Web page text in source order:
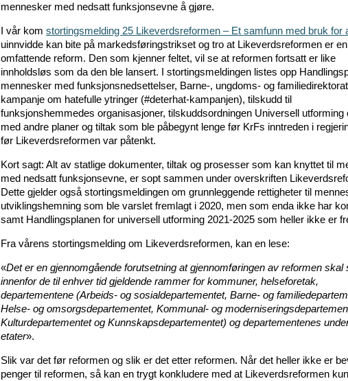
mennesker med nedsatt funksjonsevne å gjøre.
I vår kom stortingsmelding 25 Likeverdsreformen – Et samfunn med bruk for
uinnvidde kan bite på markedsføringstrikset og tro at Likeverdsreformen er en
omfattende reform. Den som kjenner feltet, vil se at reformen fortsatt er like
innholdsløs som da den ble lansert. I stortingsmeldingen listes opp
mennesker med funksjonsnedsettelser, Barne-, ungdoms- og
kampanje om hatefulle ytringer (#deterhat-kampanjen), tilskudd til
funksjonshemmedes organisasjoner, tilskuddsordningen Universell utforming
med andre planer og tiltak som ble påbegynt lenge før KrFs inntreden i
før Likeverdsreformen var påtenkt.
Kort sagt: Alt av statlige dokumenter, tiltak og prosesser som kan knyttet til
med nedsatt funksjonsevne, er sopt sammen under overskriften
Dette gjelder også stortingsmeldingen om grunnleggende rettigheter til
utviklingshemning som ble varslet fremlagt i 2020, men som enda ikke har
samt Handlingsplanen for universell utforming 2021-2025 som heller ikke er
Fra vårens stortingsmelding om Likeverdsreformen, kan en lese:
«Det er en gjennomgående forutsetning at gjennomføringen av reformen skal
innenfor de til enhver tid gjeldende rammer for kommuner, helseforetak,
departementene (Arbeids- og sosialdepartementet, Barne- og
Helse- og omsorgsdepartementet, Kommunal- og
Kulturdepartementet og Kunnskapsdepartementet) og departementenes
etater».
Slik var det før reformen og slik er det etter reformen. Når det heller ikke er
penger til reformen, så kan en trygt konkludere med at Likeverdsreformen